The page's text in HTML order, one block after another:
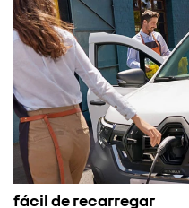
fácil de recarregar